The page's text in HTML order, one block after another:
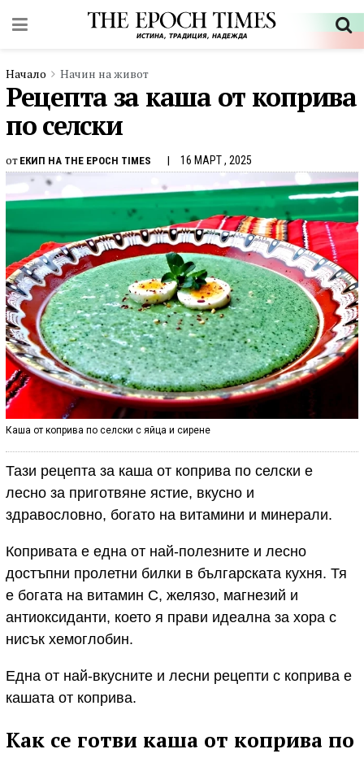
Начало Начин на живот
Рецепта за каша от коприва
по селски
от ЕКИП НА THE EPOCH TIMES 16 МАРТ , 2025
Каша от коприва по селски с яйца и сирене
Тази рецепта за каша от коприва по селски е
лесно за приготвяне ястие, вкусно и
здравословно, богато на витамини и минерали.
Копривата е една от най-полезните и лесно
достъпни пролетни билки в българската кухня. Тя
е богата на витамин С, желязо, магнезий и
антиоксиданти, което я прави идеална за хора с
нисък хемоглобин.
Една от най-вкусните и лесни рецепти с коприва е
кашата от коприва.
Как се готви каша от коприва по